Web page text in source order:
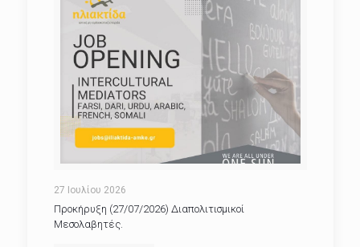
27 Ιουλίου 2026
Προκήρυξη (27/07/2026) Διαπολιτισμικοί
Μεσολαβητές.